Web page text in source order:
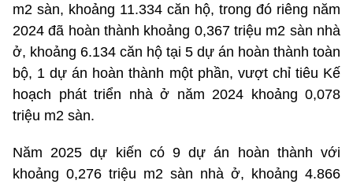
m2 sàn, khoảng 11.334 căn hộ, trong đó riêng năm
2024 đã hoàn thành khoảng 0,367 triệu m2 sàn nhà
ở, khoảng 6.134 căn hộ tại 5 dự án hoàn thành toàn
bộ, 1 dự án hoàn thành một phần, vượt chỉ tiêu Kế
hoạch phát triển nhà ở năm 2024 khoảng 0,078
triệu m2 sàn.
Năm 2025 dự kiến có 9 dự án hoàn thành với
khoảng 0,276 triệu m2 sàn nhà ở, khoảng 4.866